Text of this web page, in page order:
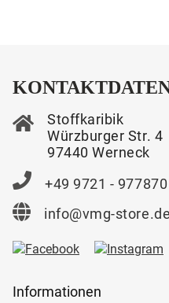
Stoffkaribik
Würzburger Str. 4
97440 Werneck
+49 9721 - 977870
info@vmg-store.de
Informationen